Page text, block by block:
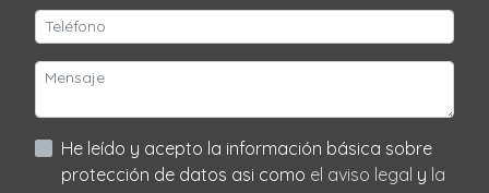
He leído y acepto la información básica sobre
protección de datos asi como el aviso legal y la